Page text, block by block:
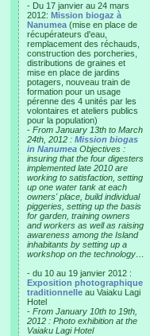
- Du 17 janvier au 24 mars
2012: Mission biogaz à
Nanumea (mise en place de
récupérateurs d'eau,
remplacement des réchauds,
construction des porcheries,
distributions de graines et
mise en place de jardins
potagers, nouveau train de
formation pour un usage
pérenne des 4 unités par les
volontaires et ateliers publics
pour la population)
- From January 13th to March
24th, 2012 : Mission biogas
in Nanumea Objectives :
insuring that the four digesters
implemented late 2010 are
working to satisfaction, setting
up one water tank at each
owners' place, build individual
piggeries, setting up the basis
for garden, training owners
and workers as well as raising
awareness among the Island
inhabitants by setting up a
workshop on the technology…
- du 10 au 19 janvier 2012 :
Exposition photographique
traditionnelle au Vaiaku Lagi
Hotel
- From January 10th to 19th,
2012 : Photo exhibition at the
Vaiaku Lagi Hotel